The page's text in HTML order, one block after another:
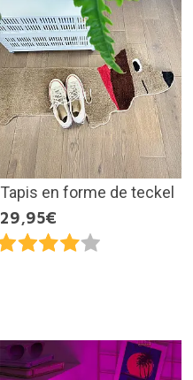
Tapis en forme de teckel
29,95€